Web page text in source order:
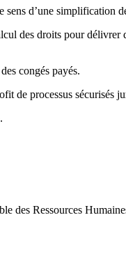
d’une simplification
des droits pour
congés payés.
de processus
des Ressources